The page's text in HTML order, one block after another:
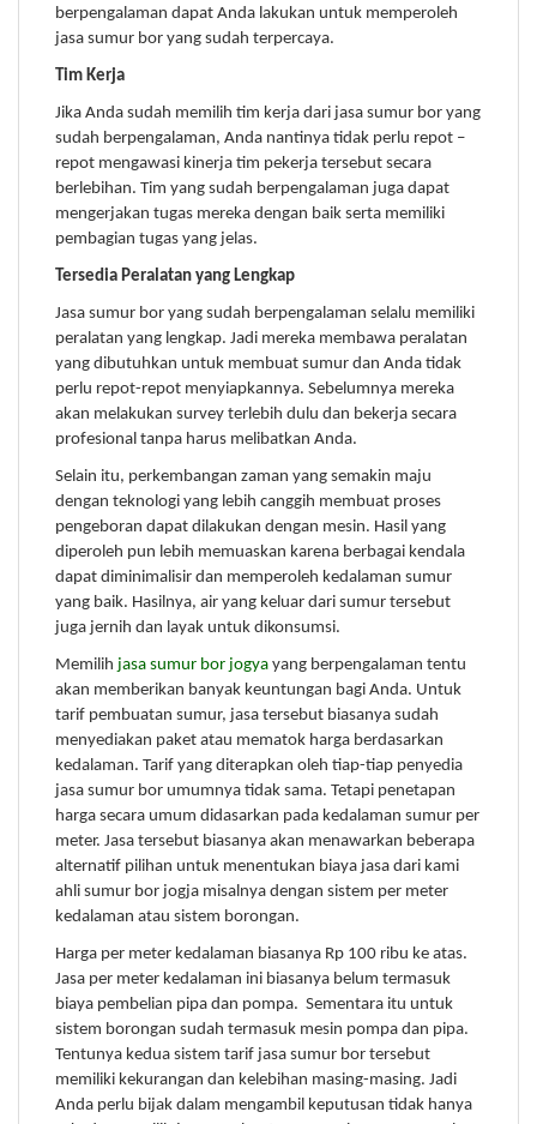
berpengalaman dapat Anda lakukan untuk memperoleh
jasa sumur bor yang sudah terpercaya.
Tim Kerja
Jika Anda sudah memilih tim kerja dari jasa sumur bor yang
sudah berpengalaman, Anda nantinya tidak perlu repot –
repot mengawasi kinerja tim pekerja tersebut secara
berlebihan. Tim yang sudah berpengalaman juga dapat
mengerjakan tugas mereka dengan baik serta memiliki
pembagian tugas yang jelas.
Tersedia Peralatan yang Lengkap
Jasa sumur bor yang sudah berpengalaman selalu memiliki
peralatan yang lengkap. Jadi mereka membawa peralatan
yang dibutuhkan untuk membuat sumur dan Anda tidak
perlu repot-repot menyiapkannya. Sebelumnya mereka
akan melakukan survey terlebih dulu dan bekerja secara
profesional tanpa harus melibatkan Anda.
Selain itu, perkembangan zaman yang semakin maju
dengan teknologi yang lebih canggih membuat proses
pengeboran dapat dilakukan dengan mesin. Hasil yang
diperoleh pun lebih memuaskan karena berbagai kendala
dapat diminimalisir dan memperoleh kedalaman sumur
yang baik. Hasilnya, air yang keluar dari sumur tersebut
juga jernih dan layak untuk dikonsumsi.
Memilih jasa sumur bor jogya yang berpengalaman tentu
akan memberikan banyak keuntungan bagi Anda. Untuk
tarif pembuatan sumur, jasa tersebut biasanya sudah
menyediakan paket atau mematok harga berdasarkan
kedalaman. Tarif yang diterapkan oleh tiap-tiap penyedia
jasa sumur bor umumnya tidak sama. Tetapi penetapan
harga secara umum didasarkan pada kedalaman sumur per
meter. Jasa tersebut biasanya akan menawarkan beberapa
alternatif pilihan untuk menentukan biaya jasa dari kami
ahli sumur bor jogja misalnya dengan sistem per meter
kedalaman atau sistem borongan.
Harga per meter kedalaman biasanya Rp 100 ribu ke atas.
Jasa per meter kedalaman ini biasanya belum termasuk
biaya pembelian pipa dan pompa. Sementara itu untuk
sistem borongan sudah termasuk mesin pompa dan pipa.
Tentunya kedua sistem tarif jasa sumur bor tersebut
memiliki kekurangan dan kelebihan masing-masing. Jadi
Anda perlu bijak dalam mengambil keputusan tidak hanya